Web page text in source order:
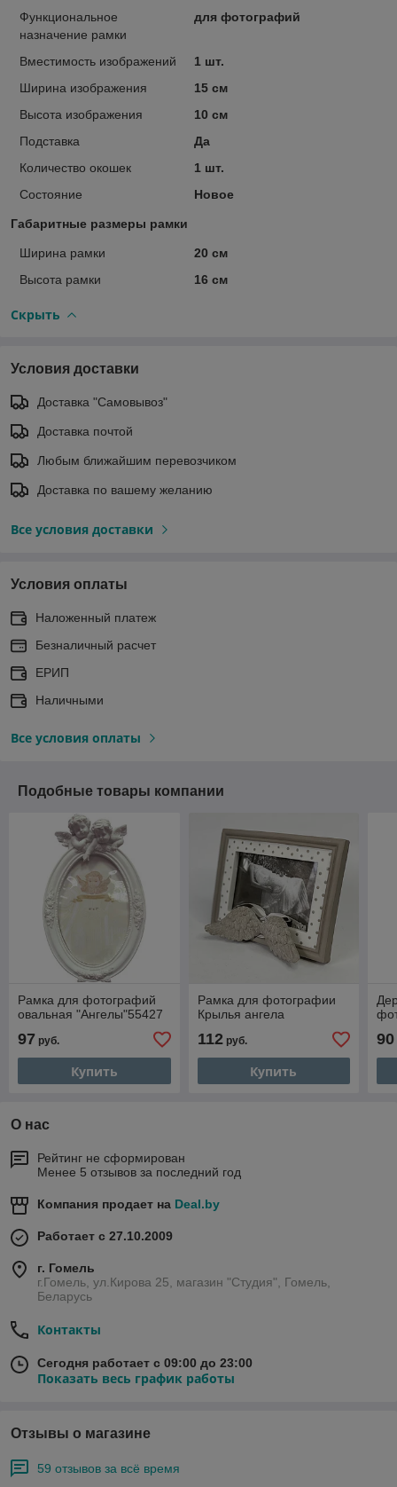
Функциональное
назначение рамки
для фотографий
Вместимость изображений
1 шт.
Ширина изображения
15 см
Высота изображения
10 см
Подставка
Да
Количество окошек
1 шт.
Состояние
Новое
Габаритные размеры рамки
Ширина рамки
20 см
Высота рамки
16 см
Скрыть
Условия доставки
Доставка "Самовывоз"
Доставка почтой
Любым ближайшим перевозчиком
Доставка по вашему желанию
Все условия доставки
Условия оплаты
Наложенный платеж
Безналичный расчет
ЕРИП
Наличными
Все условия оплаты
Подобные товары компании
Рамка для фотографий
овальная "Ангелы"55427
97 руб.
Купить
Рамка для фотографии
Крылья ангела
112руб.
Купить
90
О нас
Рейтинг не сформирован
Менее 5 отзывов за последний год
Компания продает на Deal.by
Работает с 27.10.2009
г. Гомель
г.Гомель, ул.Кирова 25, магазин "Студия", Гомель,
Беларусь
Контакты
Сегодня работает с 09:00 до 23:00
Показать весь график работы
Отзывы о магазине
59 отзывов за всё время